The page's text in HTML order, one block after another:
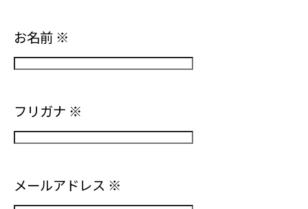
お名前 ※
フリガナ ※
メールアドレス ※